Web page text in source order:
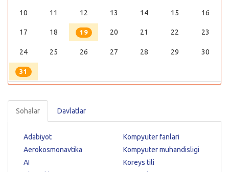
10 11 12 13 14 15 16
17 18 19 20 21 22 23
24 25 26 27 28 29 30
31
Sohalar Davlatlar
Adabiyot
Aerokosmonavtika
AI
Kompyuter fanlari
Kompyuter muhandisligi
Koreys tili